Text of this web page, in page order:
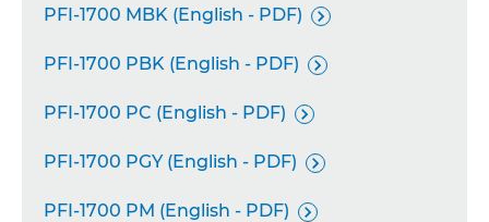
PFI-1700 MBK (English - PDF) 
PFI-1700 PBK (English - PDF) 
PFI-1700 PC (English - PDF) 
PFI-1700 PGY (English - PDF) 
PFI-1700 PM (English - PDF) 